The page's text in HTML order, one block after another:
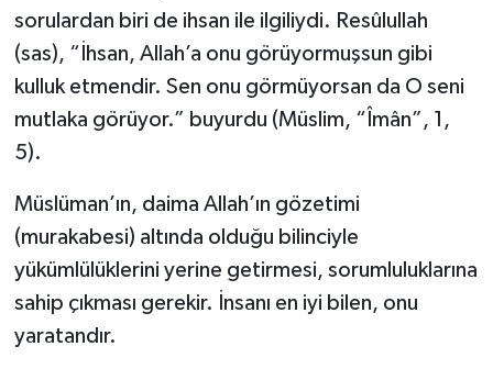
sorulardan biri de ihsan ile ilgiliydi. Resûlullah
(sas), “İhsan, Allah’a onu görüyormuşsun gibi
kulluk etmendir. Sen onu görmüyorsan da O seni
mutlaka görüyor.” buyurdu (Müslim, “Îmân”, 1,
5).
Müslüman’ın, daima Allah’ın gözetimi
(murakabesi) altında olduğu bilinciyle
yükümlülüklerini yerine getirmesi, sorumluluklarına
sahip çıkması gerekir. İnsanı en iyi bilen, onu
yaratandır.
Burdur Müftülüğü
Çanakkale Müftülüğü
Çorum Müftülüğü
Denizli Müftülüğü
Ekonomi
Podcast
Biyografiler
Diyanet TV